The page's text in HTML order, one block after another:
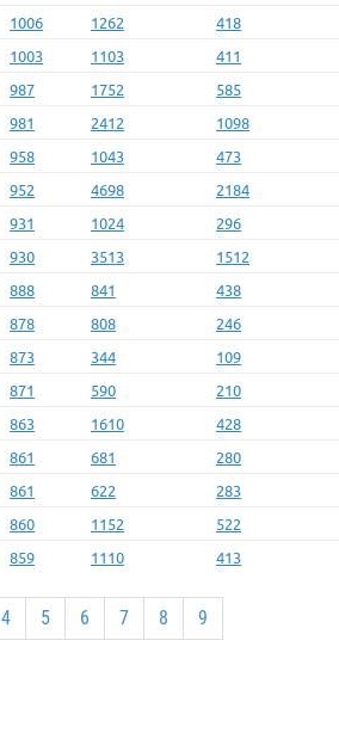
1006 1262
418
1003 1103
411
987 1752
585
981 2412
1098
958 1043
473
952 4698
2184
931 1024
296
930 3513
1512
888 841
438
878 808
246
873 344
109
871 590
210
863 1610
428
861 681
280
861 622
283
860 1152
522
859 1110 413
4 5 6 7 8
9